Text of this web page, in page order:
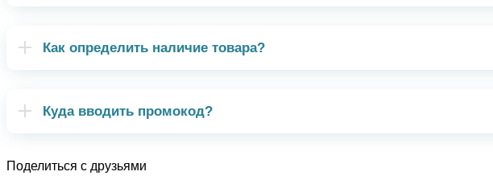
Как определить наличие товара?
Куда вводить промокод?
Поделиться с друзьями